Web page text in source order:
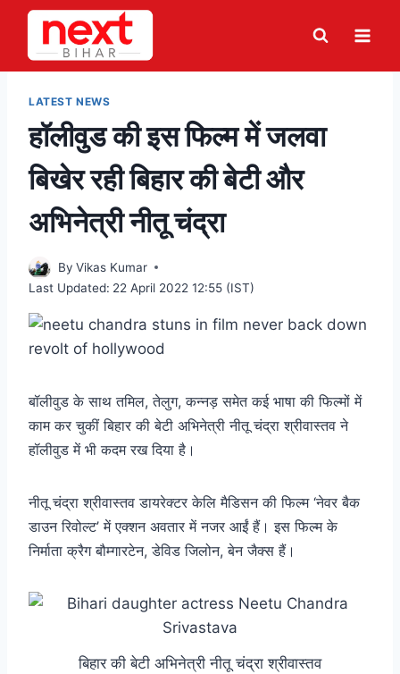
Skip
content
LATEST NEWS
हॉलीवुड की इस फिल्म में जलवा
बिखेर रही बिहार की बेटी और
अभिनेत्री नीतू चंद्रा
By Vikas Kumar
Last Updated: 22 April 2022 12:55 (IST)
बॉलीवुड के साथ तमिल, तेलुग, कन्नड़ समेत कई भाषा की फिल्मों में
काम कर चुकीं बिहार की बेटी अभिनेत्री नीतू चंद्रा श्रीवास्तव ने
हॉलीवुड में भी कदम रख दिया है।
नीतू चंद्रा श्रीवास्तव डायरेक्टर केलि मैडिसन की फिल्म ‘नेवर बैक
डाउन रिवोल्ट’ में एक्शन अवतार में नजर आईं हैं। इस फिल्म के
निर्माता क्रैग बौम्गारटेन, डेविड जिलोन, बेन जैक्स हैं।
बिहार की बेटी अभिनेत्री नीतू चंद्रा श्रीवास्तव